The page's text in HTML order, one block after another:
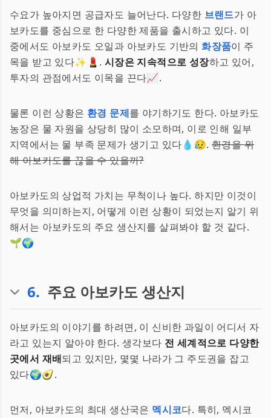
수요가 높아지면 공급자도 늘어난다. 다양한 브랜드가 아
보카도를 중심으로 한 다양한 제품을 출시하고 있다. 이
중에서도 아보카도 오일과 아보카도 기반의화장품이 주
목을 받고 있다✨💄. 시장은 지속적으로 성장하고 있어,
투자의 관점에서도 이목을 끈다📈.
물론 이런 상황은 환경 문제를 야기하기도 한다. 아보카도
농장은 물 자원을 상당히 많이 소모하며, 이로 인해 일부
지역에서는 물 부족 문제가 생기고 있다💧😥. 환경을 위
해 아보카도를 끊을 수 있을까?
아보카도의 상업적 가치는 무척이나 높다. 하지만 이것이
무엇을 의미하는지, 어떻게 이런 상황이 되었는지 알기 위
해서는 아보카도의 주요 생산지를 살펴봐야 할 것 같다.
🌱🌍
6. 주요 아보카도 생산지
아보카도의 이야기를 하려면, 이 신비한 과일이 어디서 자
라고 있는지 알아야 한다. 생각보다 전 세계적으로 다양한
곳에서 재배되고 있지만, 몇몇 나라가 그 주도권을 잡고
있다🌍🥑.
먼저, 아보카도의 최대 생산국은 멕시코다. 특히, 멕시코